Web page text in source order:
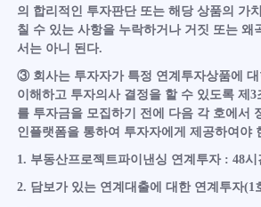
의 합리적인 투자판단 또는 해당 상품의 가
칠 수 있는 사항을 누락하거나 거짓 또는 왜
서는 아니 된다.
③ 회사는 투자자가 특정 연계투자상품에 대
이해하고 투자의사 결정을 할 수 있도록 제
를 투자금을 모집하기 전에 다음 각 호에서
인플랫폼을 통하여 투자자에게 제공하여야
1. 부동산프로젝트파이낸싱 연계투자 : 48시
2. 담보가 있는 연계대출에 대한 연계투자(1